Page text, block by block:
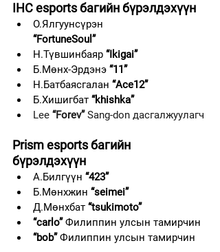
IHC esports багийн бүрэлдэхүүн
О.Ялгуунсүрэн
“FortuneSoul”
Н.Түвшинбаяр “Ikigai”
Б.Мөнх-Эрдэнэ “11”
Н.Батбаясгалан “Ace12”
Б.Хишигбат “khishka”
Lee “Forev” Sang-don дасгалжуулагч
Prism esports багийн
бүрэлдэхүүн
А.Билгүүн “423”
Б.Мөнхжин “seimei”
Д.Мөнхбат “tsukimoto”
“carlo” Филиппин улсын тамирчин
“bob” Филиппин улсын тамирчин